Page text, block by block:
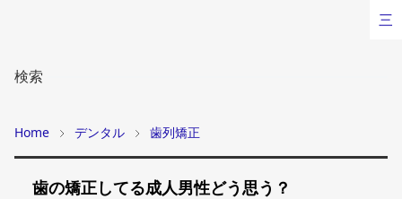
検索
Home デンタル 歯列矯正
歯の矯正してる成人男性どう思う？
三